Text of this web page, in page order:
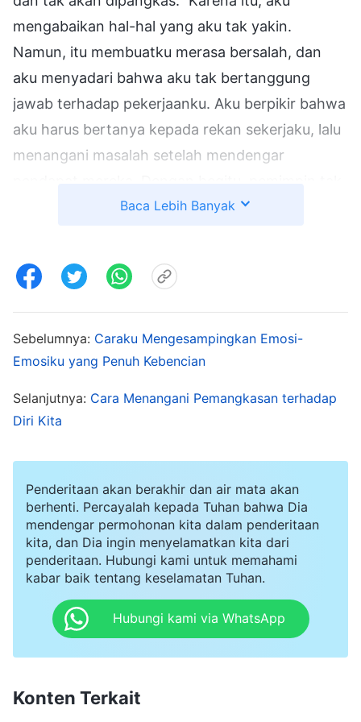
mengabaikan hal-hal yang aku tak yakin.
Namun, itu membuatku merasa bersalah, dan
aku menyadari bahwa aku tak bertanggung
jawab terhadap pekerjaanku. Aku berpikir bahwa
aku harus bertanya kepada rekan sekerjaku, lalu
menangani masalah setelah mendengar
menganggapku congkak, merasa diri benar, dan
saudara sangat pandai dalam memberitakan Injil,
tetapi yang lain berkata bahwa dia tak punya
kemanusiaan yang baik, dia menyerang dan
membalas dendam pada orang lain. Aku tak
jadi aku mendiskusikannya dengan rekan
mencobanya. Aku merasa agak gelisah saat itu
dan ingin mendiskusikannya lagi, tetapi
kemudian aku berpikir, hanya aku yang merasa
bahwa saudara itu tidak cocok. Bagaimana jika
aku memberikan saran yang keliru, dan
tidak memahami prinsip-prinsipnya, melainkan
kekhawatiranku, bahkan menghibur diriku
Baca Lebih Banyak
Sebelumnya: Caraku Mengesampingkan Emosi-
Emosiku yang Penuh Kebencian
Selanjutnya: Cara Menangani Pemangkasan terhadap
Diri Kita
Penderitaan akan berakhir dan air mata akan
berhenti. Percayalah kepada Tuhan bahwa Dia
mendengar permohonan kita dalam penderitaan
kita, dan Dia ingin menyelamatkan kita dari
penderitaan. Hubungi kami untuk memahami
kabar baik tentang keselamatan Tuhan.
Hubungi kami via WhatsApp
Konten Terkait